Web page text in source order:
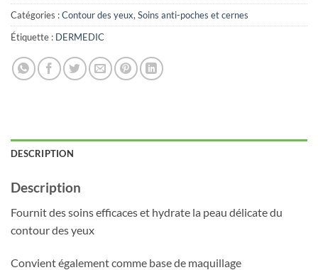
Catégories :Contour des yeux, Soins anti-poches et cernes
Étiquette : DERMEDIC
DESCRIPTION
Description
Fournit des soins efficaces et hydrate la peau délicate du
contour des yeux
Convient également comme base de maquillage